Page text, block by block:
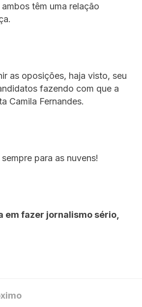
têm uma relação
as oposições, haja visto, seu
fazendo com que a
Camila Fernandes.
para as nuvens!
em fazer jornalismo sério,